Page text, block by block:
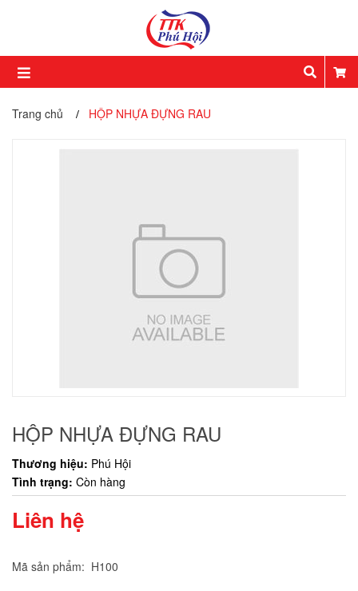
Trang chủ / HỘP NHỰA ĐỰNG RAU
HỘP NHỰA ĐỰNG RAU
Thương hiệu: Phú Hội
Tình trạng: Còn hàng
Liên hệ
Mã sản phẩm: H100